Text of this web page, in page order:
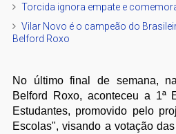
Torcida ignora empate e
Vilar Novo é o campeão do
Belford Roxo
No último final de semana,
Belford Roxo, aconteceu a 1ª
Estudantes, promovido pelo
Escolas", visando a votação